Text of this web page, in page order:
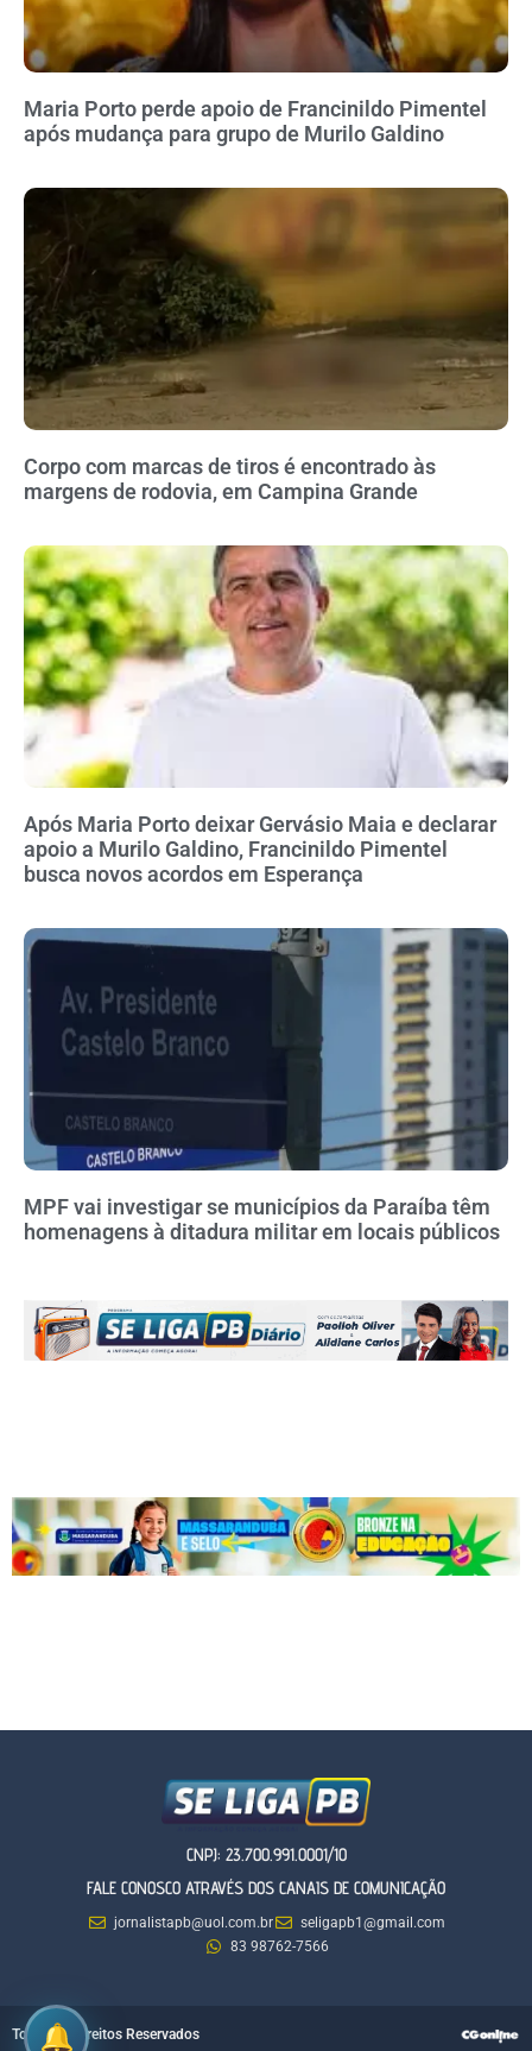
Maria Porto perde apoio de Francinildo Pimentel
após mudança para grupo de Murilo Galdino
Corpo com marcas de tiros é encontrado às
margens de rodovia, em Campina Grande
Após Maria Porto deixar Gervásio Maia e declarar
apoio a Murilo Galdino, Francinildo Pimentel
busca novos acordos em Esperança
MPF vai investigar se municípios da Paraíba têm
homenagens à ditadura militar em locais públicos
CNPJ: 23.700.991.0001/10
FALE CONOSCO ATRAVÉS DOS CANAIS DE COMUNICAÇÃO
jornalistapb@uol.com.br
seligapb1@gmail.com
83 98762-7566
Todos os Direitos Reservados